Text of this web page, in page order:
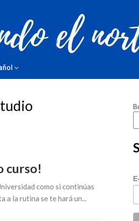
curso!
como si continúas
a la rutina se te hará un...